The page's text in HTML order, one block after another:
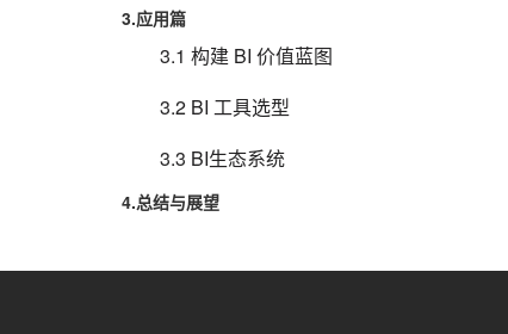
3.应用篇
3.1 构建 BI 价值蓝图
3.2 BI 工具选型
3.3 BI生态系统
4.总结与展望